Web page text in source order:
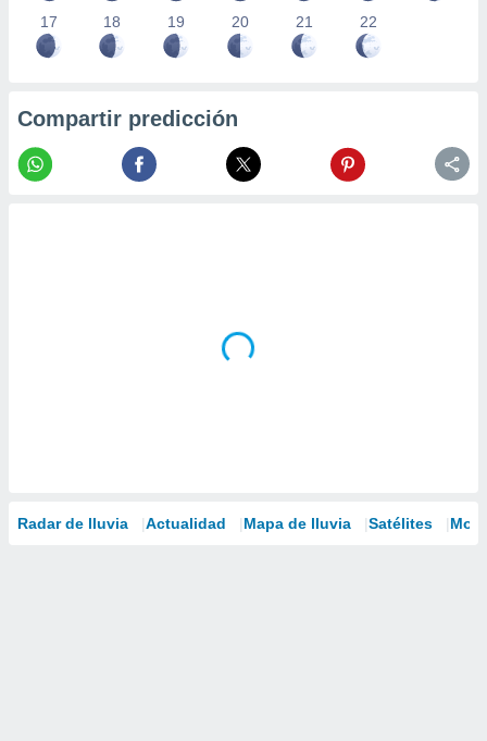
17 18 19 20 21 22
Compartir predicción
Radar de lluvia Actualidad Mapa de lluvia Satélites